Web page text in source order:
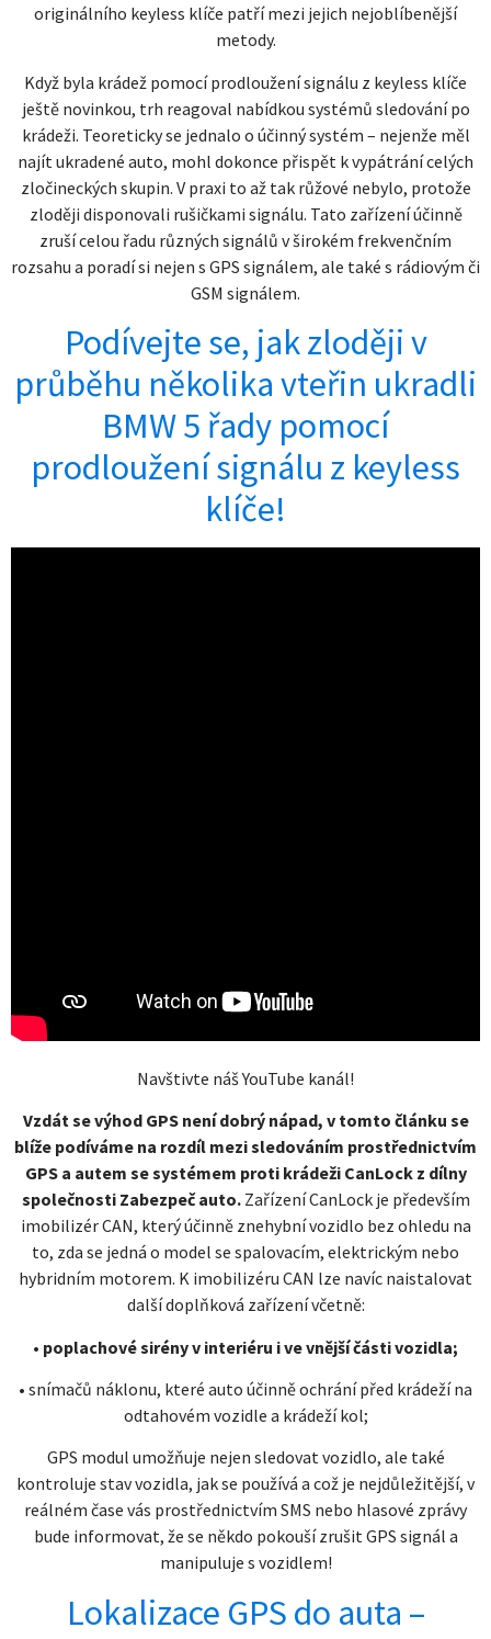
originálního keyless klíče patří mezi jejich nejoblíbenější
metody.
Když byla krádež pomocí prodloužení signálu z keyless klíče
ještě novinkou, trh reagoval nabídkou systémů sledování po
krádeži. Teoreticky se jednalo o účinný systém – nejenže měl
najít ukradené auto, mohl dokonce přispět k vypátrání celých
zločineckých skupin. V praxi to až tak růžové nebylo, protože
zloději disponovali rušičkami signálu. Tato zařízení účinně
zruší celou řadu různých signálů v širokém frekvenčním
rozsahu a poradí si nejen s GPS signálem, ale také s rádiovým či
GSM signálem.
Podívejte se, jak zloději v
průběhu několika vteřin ukradli
BMW 5 řady pomocí
prodloužení signálu z keyless
klíče!
Navštivte náš YouTube kanál!
Vzdát se výhod GPS není dobrý nápad, v tomto článku se
blíže podíváme na rozdíl mezi sledováním prostřednictvím
GPS a autem se systémem proti krádeži CanLock z dílny
společnosti Zabezpeč auto. Zařízení CanLock je především
imobilizér CAN, který účinně znehybní vozidlo bez ohledu na
to, zda se jedná o model se spalovacím, elektrickým nebo
hybridním motorem. K imobilizéru CAN lze navíc naistalovat
další doplňková zařízení včetně:
• poplachové sirény v interiéru i ve vnější části vozidla;
• snímačů náklonu, které auto účinně ochrání před krádeží na
odtahovém vozidle a krádeží kol;
GPS modul umožňuje nejen sledovat vozidlo, ale také
kontroluje stav vozidla, jak se používá a což je nejdůležitější, v
reálném čase vás prostřednictvím SMS nebo hlasové zprávy
bude informovat, že se někdo pokouší zrušit GPS signál a
manipuluje s vozidlem!
Lokalizace GPS do auta –